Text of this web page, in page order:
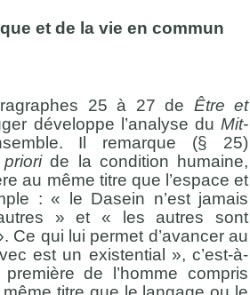
et de la vie en commun
25 à 27 de Être et
développe l’analyse duMit-
Il remarque (§ 25)
de la condition humaine,
au même titre que l’espace et
: « le Dasein n’est jamais
» et « les autres sont
Ce qui lui permet d’avancer au
est un existential », c’est-à-
de l’homme compris